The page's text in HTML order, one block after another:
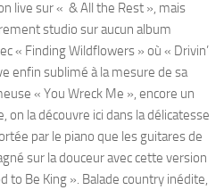
live sur « & All the Rest », mais
studio sur aucun album
« Finding Wildflowers » où « Drivin’
enfin sublimé à la mesure de sa
« You Wreck Me », encore un
la découvre ici dans la délicatesse
par le piano que les guitares de
sur la douceur avec cette version
to Be King ». Balade country inédite,